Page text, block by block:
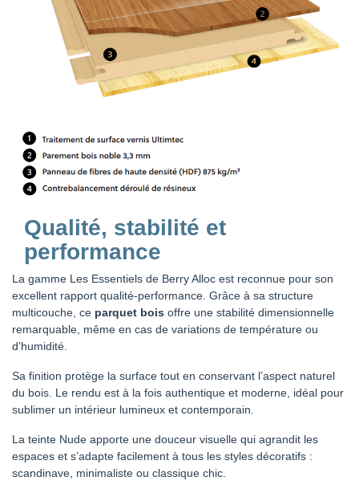
Qualité, stabilité et
performance
La gamme Les Essentiels de Berry Alloc est reconnue pour son
excellent rapport qualité-performance. Grâce à sa structure
multicouche, ce parquet bois offre une stabilité dimensionnelle
remarquable, même en cas de variations de température ou
d’humidité.
Sa finition protège la surface tout en conservant l’aspect naturel
du bois. Le rendu est à la fois authentique et moderne, idéal pour
sublimer un intérieur lumineux et contemporain.
La teinte Nude apporte une douceur visuelle qui agrandit les
espaces et s’adapte facilement à tous les styles décoratifs :
scandinave, minimaliste ou classique chic.